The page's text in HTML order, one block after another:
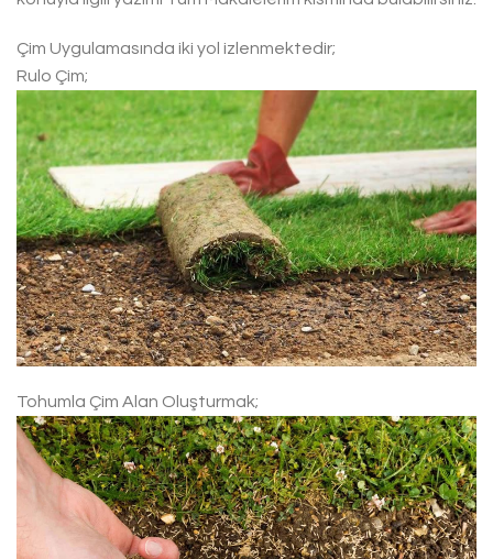
Çim Uygulamasında iki yol izlenmektedir;
Rulo Çim;
Tohumla Çim Alan Oluşturmak;